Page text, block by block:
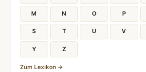
M N O P
S T U V
Y Z
Zum Lexikon →